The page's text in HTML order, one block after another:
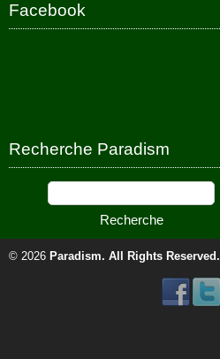
Facebook
Recherche Paradism
© 2026 Paradism. All Rights Reserved.